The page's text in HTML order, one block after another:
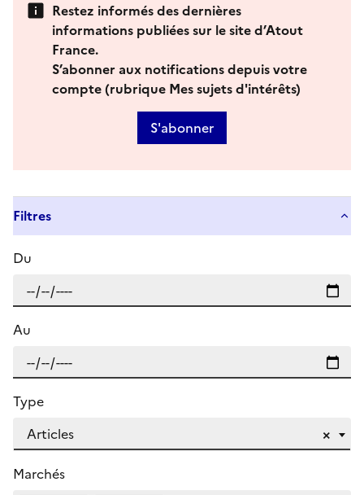
Restez informés des dernières
informations publiées sur le site d’Atout
France.
S’abonner aux notifications depuis votre
compte (rubrique Mes sujets d'intérêts)
S'abonner
Filtres
Du
Au
Type
×
Articles
Marchés